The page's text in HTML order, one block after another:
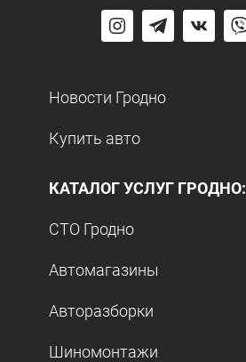
Новости Гродно
Купить авто
КАТАЛОГ УСЛУГ ГРОДНО:
СТО Гродно
Автомагазины
Авторазборки
Шиномонтажи